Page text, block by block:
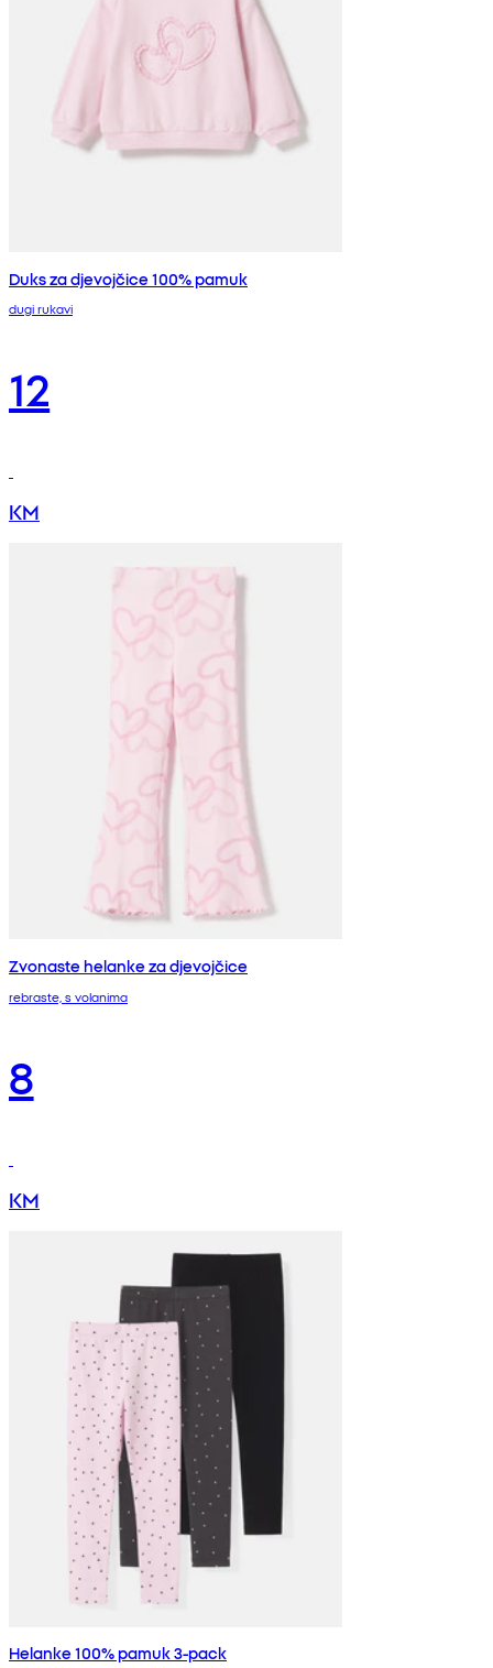
Duks za djevojčice 100% pamuk
dugi rukavi
12
KM
Zvonaste helanke za djevojčice
rebraste, s volanima
8
KM
Helanke 100% pamuk 3-pack